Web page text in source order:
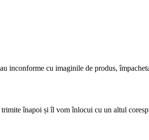
inconforme cu imaginile de produs,
înapoi și îl vom înlocui cu un altul